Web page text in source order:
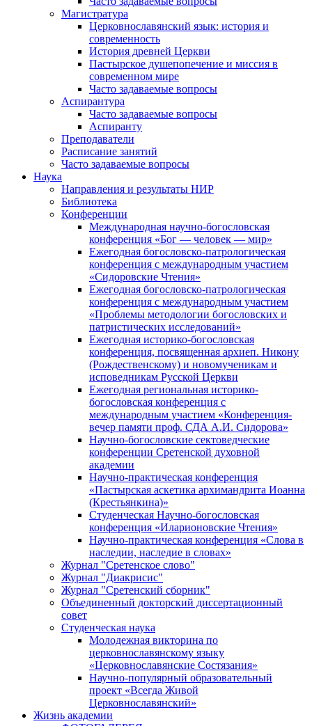
Магистратура
Церковнославянский язык: история и
современность
История древней Церкви
Пастырское душепопечение и миссия в
современном мире
Часто задаваемые вопросы
Аспирантура
Часто задаваемые вопросы
Аспиранту
Преподаватели
Расписание занятий
Часто задаваемые вопросы
Наука
Направления и результаты НИР
Библиотека
Конференции
Международная научно-богословская
конференция «Бог — человек — мир»
Ежегодная богословско-патрологическая
конференция с международным участием
«Сидоровские Чтения»
Ежегодная богословско-патрологическая
конференция с международным участием
«Проблемы методологии богословских и
патристических исследований»
Ежегодная историко-богословская
конференция, посвященная архиеп. Никону
(Рождественскому) и новомученикам и
исповедникам Русской Церкви
Ежегодная региональная историко-
богословская конференция с
международным участием «Конференция-
вечер памяти проф. СДА А.И. Сидорова»
Научно-богословские сектоведческие
конференции Сретенской духовной
академии
Научно-практическая конференция
«Пастырская аскетика архимандрита Иоанна
(Крестьянкина)»
Студенческая Научно-богословская
конференция «Иларионовские Чтения»
Научно-практическая конференция «Cлова в
наследии, наследие в словах»
Журнал "Сретенское слово"
Журнал "Диакрисис"
Журнал "Сретенский сборник"
Объединенный докторский диссертационный
совет
Студенческая наука
Молодежная викторина по
церковнославянскому языку
«Церковнославянские Состязания»
Научно-популярный образовательный
проект «Всегда Живой
Церковнославянский»
Жизнь академии